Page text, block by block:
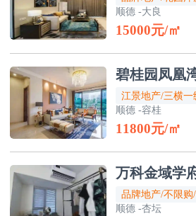
顺德 -大良
15000元/㎡
碧桂园凤凰
江景地产/三横
顺德 -容桂
11800元/㎡
万科金域学
品牌地产/不限购
顺德 -杏坛